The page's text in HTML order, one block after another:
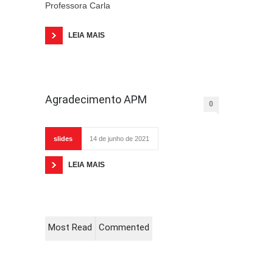
Professora Carla
LEIA MAIS
Agradecimento APM 0
slides 14 de junho de 2021
LEIA MAIS
Most Read Commented